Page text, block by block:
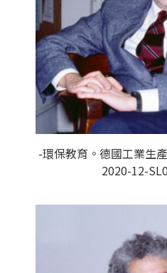
-環保教育。德國工業生
2020-12-